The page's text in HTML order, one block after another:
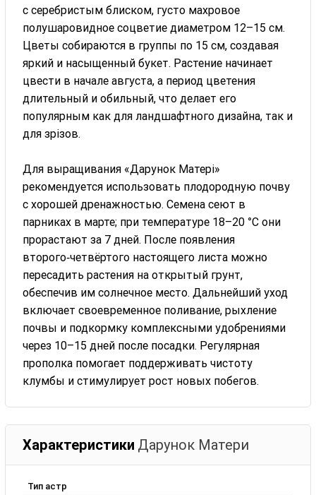
с серебристым блиском, густо махровое
полушаровидное соцветие диаметром 12–15 см.
Цветы собираются в группы по 15 см, создавая
яркий и насыщенный букет. Растение начинает
цвести в начале августа, а период цветения
длительный и обильный, что делает его
популярным как для ландшафтного дизайна, так и
для зрізов.
Для выращивания «Дарунок Матері»
рекомендуется использовать плодородную почву
с хорошей дренажностью. Семена сеют в
парниках в марте; при температуре 18–20 °C они
прорастают за 7 дней. После появления
второго‑четвёртого настоящего листа можно
пересадить растения на открытый грунт,
обеспечив им солнечное место. Дальнейший уход
включает своевременное поливание, рыхление
почвы и подкормку комплексными удобрениями
через 10–15 дней после посадки. Регулярная
прополка помогает поддерживать чистоту
клумбы и стимулирует рост новых побегов.
Характеристики Дарунок Матери
Тип астр